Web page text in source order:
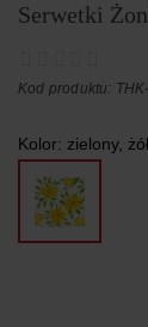
Serwetki
Kod produktu:
Kolor: zielony,